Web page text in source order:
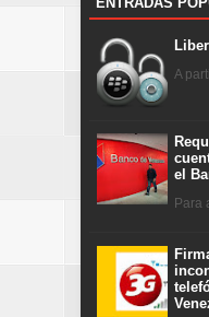
A
el
Para